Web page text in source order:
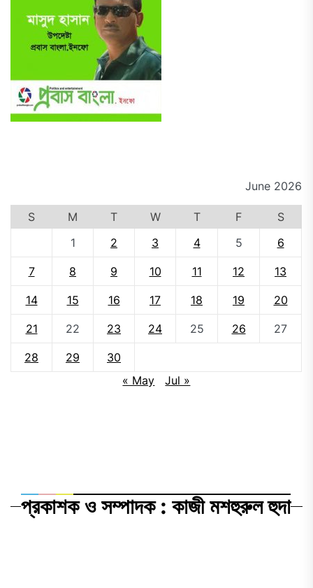
June 2026
S M T W T F
S
1
2 3 4 5 6
7 8 9 10 11 12 13
14 15 16 17 18 19 20
21 22 23 24 25 26 27
28 29
30
« May
Jul »
প্রকাশক ও সম্পাদক : কাজী মশহুরুল হুদা